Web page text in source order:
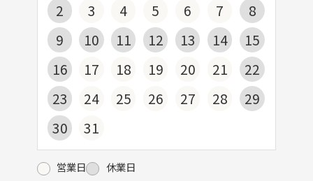
2
3 4 5 6 7
8
9
10 11 12 13 14
15
16
17 18 19 20 21
22
23
24 25 26 27 28
29
30
31
営業日
休業日